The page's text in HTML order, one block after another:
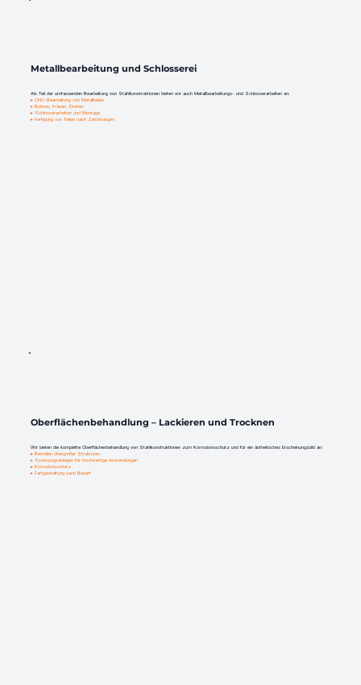
Metallbearbeitung und Schlosserei
Als Teil der umfassenden Bearbeitung von Stahlkonstruktionen bieten wir auch Metallbearbeitungs- und Schlosserarbeiten an:
▸ CNC-Bearbeitung von Metallteilen
▸ Bohren, Fräsen, Drehen
▸ Schlosserarbeiten und Montage
▸ Fertigung von Teilen nach Zeichnungen
Oberflächenbehandlung – Lackieren und Trocknen
Wir bieten die komplette Oberflächenbehandlung von Stahlkonstruktionen zum Korrosionsschutz und für ein ästhetisches Erscheinungsbild an:
▸ Bemalen übergroßer Strukturen
▸ Trocknungsanlagen für hochwertige Anwendungen
▸ Korrosionsschutz
▸ Farbgestaltung nach Bedarf